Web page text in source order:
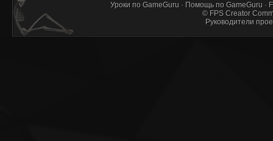
Уроки по GameGuru · Помощь по GameGuru ·
© FPS Creator
Руководители